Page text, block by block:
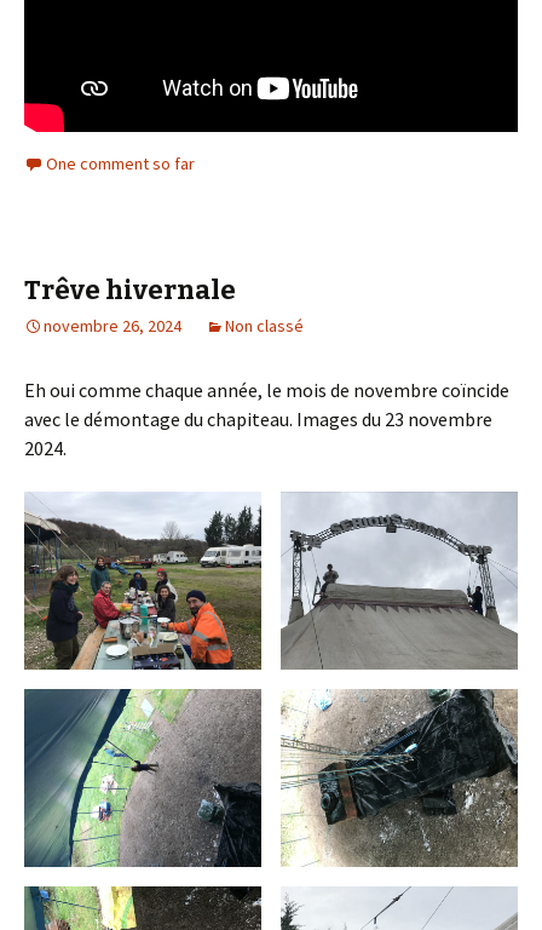
One comment so far
Trêve hivernale
novembre 26, 2024 Non classé
Eh oui comme chaque année, le mois de novembre coïncide
avec le démontage du chapiteau. Images du 23 novembre
2024.